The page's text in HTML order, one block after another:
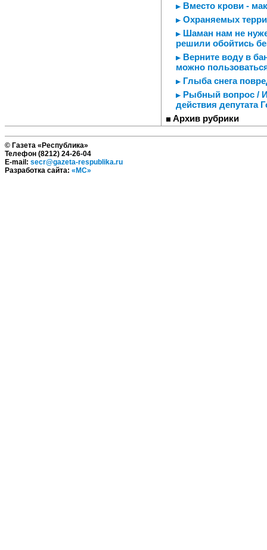
Вместо крови -
Охраняемых
Шаман нам не
решили обойтись
Верните воду в
можно
Глыба снега
Рыбный вопрос /
действия депутата
Архив рубрики
© Газета «Республика»
Телефон (8212) 24-26-04
E-mail: secr@gazeta-respublika.ru
Разработка сайта: «МС»